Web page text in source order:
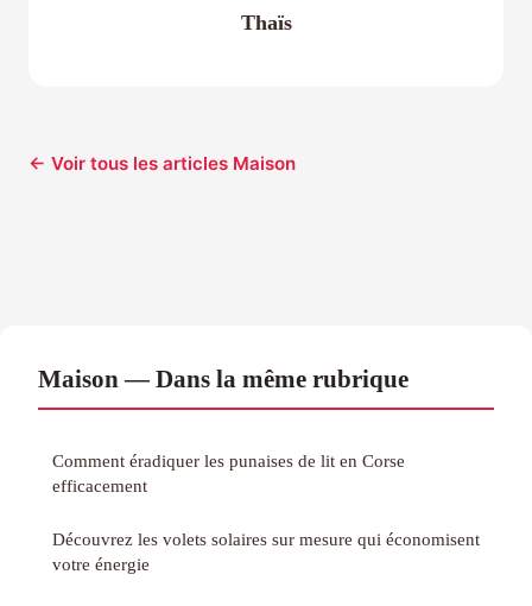
Thaïs
← Voir tous les articles Maison
Maison — Dans la même rubrique
Comment éradiquer les punaises de lit en Corse
efficacement
Découvrez les volets solaires sur mesure qui économisent
votre énergie